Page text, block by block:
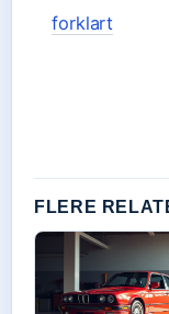
forklart
FLERE